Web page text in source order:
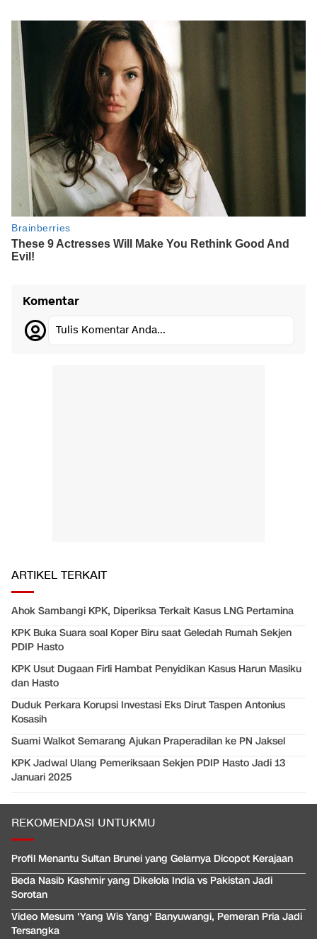
Komentar
Tulis Komentar Anda...
ARTIKEL TERKAIT
Ahok Sambangi KPK, Diperiksa Terkait Kasus LNG Pertamina
KPK Buka Suara soal Koper Biru saat Geledah Rumah Sekjen
PDIP Hasto
KPK Usut Dugaan Firli Hambat Penyidikan Kasus Harun Masiku
dan Hasto
Duduk Perkara Korupsi Investasi Eks Dirut Taspen Antonius
Kosasih
Suami Walkot Semarang Ajukan Praperadilan ke PN Jaksel
KPK Jadwal Ulang Pemeriksaan Sekjen PDIP Hasto Jadi 13
Januari 2025
REKOMENDASI UNTUKMU
Profil Menantu Sultan Brunei yang Gelarnya Dicopot Kerajaan
Beda Nasib Kashmir yang Dikelola India vs Pakistan Jadi
Sorotan
Video Mesum 'Yang Wis Yang' Banyuwangi, Pemeran Pria Jadi
Tersangka